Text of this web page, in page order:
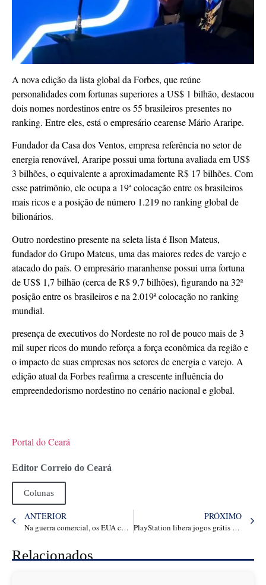
A nova edição da lista global da Forbes, que reúne
personalidades com fortunas superiores a US$ 1 bilhão, destacou
dois nomes nordestinos entre os 55 brasileiros presentes no
ranking. Entre eles, está o empresário cearense Mário Araripe.
Fundador da Casa dos Ventos, empresa referência no setor de
energia renovável, Araripe possui uma fortuna avaliada em US$
3 bilhões, o equivalente a aproximadamente R$ 17 bilhões. Com
esse patrimônio, ele ocupa a 19ª colocação entre os brasileiros
mais ricos e a posição de número 1.219 no ranking global de
bilionários.
Outro nordestino presente na seleta lista é Ilson Mateus,
fundador do Grupo Mateus, uma das maiores redes de varejo e
atacado do país. O empresário maranhense possui uma fortuna
de US$ 1,7 bilhão (cerca de R$ 9,7 bilhões), figurando na 32ª
posição entre os brasileiros e na 2.019ª colocação no ranking
mundial.
presença de executivos do Nordeste no rol de pouco mais de 3
mil super ricos do mundo reforça a força econômica da região e
o impacto de suas empresas nos setores de energia e varejo. A
edição atual da Forbes reafirma a crescente influência do
empreendedorismo nordestino no cenário nacional e global.
Portal do Ceará
Editor Correio do Ceará
Colunas
ANTERIOR
Na guerra comercial, os EUA colocaram o bode na sala. O Brasil está dando uma resposta
PRÓXIMO
PlayStation libera jogos grátis do PS Plus de abril! Veja o ranking do pior ao melhor
Relacionados